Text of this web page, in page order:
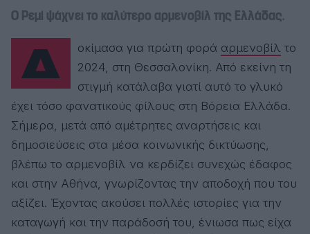
Ο Ρεμί ψάχνει το καλύτερο αρμενοβίλ της Ελλάδας.
Δοκίμασα για πρώτη φορά αρμενοβίλ το
2024, στη Θεσσαλονίκη. Από εκείνη τη
στιγμή κατάλαβα γιατί αυτό το γλυκό
έχει τόσο φανατικούς φίλους στη Βόρεια Ελλάδα.
Σήμερα, μετά από αμέτρητες αναρτήσεις και
δημοσιεύσεις στα μέσα κοινωνικής δικτύωσης,
βλέπω το αρμενοβίλ να κερδίζει συνεχώς έδαφος
και στην Αθήνα, γνωρίζοντας την αποδοχή που του
αξίζει. Έχοντας ακούσει πολλές ιστορίες για την
καταγωγή και την παράδοσή του, ένιωσα πως είχα